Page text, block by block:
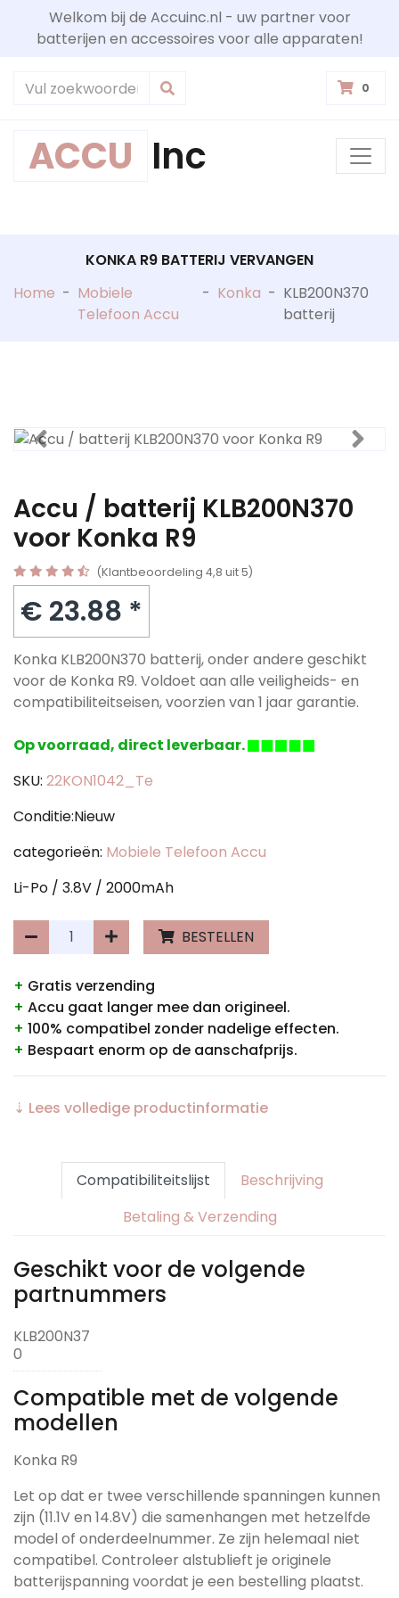
Welkom bij de Accuinc.nl - uw partner voor
batterijen en accessoires voor alle apparaten!
0
ACCU Inc
KONKA R9 BATTERIJ VERVANGEN
Home - Mobiele
Telefoon Accu
- Konka - KLB200N370
batterij
Accu / batterij KLB200N370
voor Konka R9
(Klantbeoordeling 4,8 uit 5)
€ 23.88 *
Konka KLB200N370 batterij, onder andere geschikt
voor de Konka R9. Voldoet aan alle veiligheids- en
compatibiliteitseisen, voorzien van 1 jaar garantie.
Op voorraad, direct leverbaar.
SKU: 22KON1042_Te
Conditie:Nieuw
categorieën: Mobiele Telefoon Accu
Li-Po / 3.8V / 2000mAh
BESTELLEN
+ Gratis verzending
+ Accu gaat langer mee dan origineel.
+ 100% compatibel zonder nadelige effecten.
+ Bespaart enorm op de aanschafprijs.
⇣ Lees volledige productinformatie
Compatibiliteitslijst
Beschrijving
Betaling & Verzending
Geschikt voor de volgende
partnummers
KLB200N37
0
Compatible met de volgende
modellen
Konka R9
Let op dat er twee verschillende spanningen kunnen
zijn (11.1V en 14.8V) die samenhangen met hetzelfde
model of onderdeelnummer. Ze zijn helemaal niet
compatibel. Controleer alstublieft je originele
batterijspanning voordat je een bestelling plaatst.